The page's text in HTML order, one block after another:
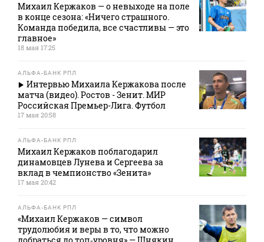
Михаил Кержаков — о невыходе на поле
в конце сезона: «Ничего страшного.
Команда победила, все счастливы — это
главное»
18 мая 17:25
АЛЬФА-БАНК РПЛ
Интервью Михаила Кержакова после
матча (видео). Ростов - Зенит. МИР
Российская Премьер-Лига. Футбол
17 мая 20:58
АЛЬФА-БАНК РПЛ
Михаил Кержаков поблагодарил
динамовцев Лунева и Сергеева за
вклад в чемпионство «Зенита»
17 мая 20:42
АЛЬФА-БАНК РПЛ
«Михаил Кержаков — символ
трудолюбия и веры в то, что можно